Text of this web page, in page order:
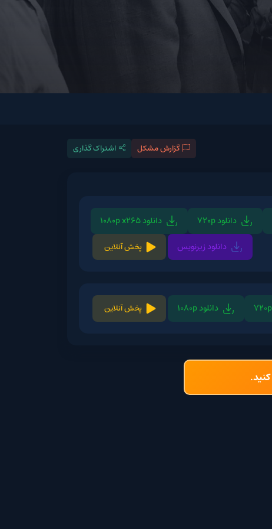
گزارش مشکل اشتراک گذاری
دانلود 1080p x265
دانلود زیرنویس
پخش آنلاین
دانلود 1080p پخش آنلاین